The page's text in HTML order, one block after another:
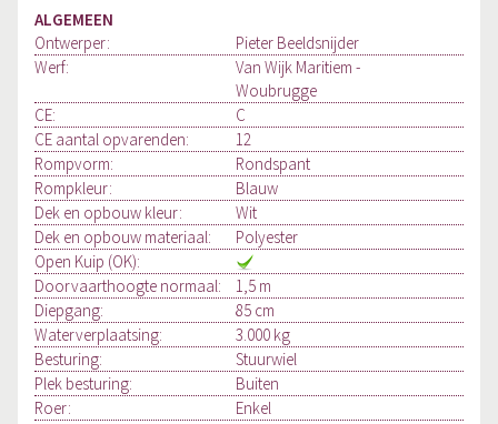
ALGEMEEN
Ontwerper:
Pieter Beeldsnijder
Werf:
Van Wijk Maritiem -
Woubrugge
CE:
C
CE aantal opvarenden:
12
Rompvorm:
Rondspant
Rompkleur:
Blauw
Dek en opbouw kleur:
Wit
Dek en opbouw materiaal:
Polyester
Open Kuip (OK):
Doorvaarthoogte normaal:
1,5 m
Diepgang:
85 cm
Waterverplaatsing:
3.000 kg
Besturing:
Stuurwiel
Plek besturing:
Buiten
Roer:
Enkel